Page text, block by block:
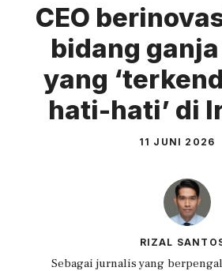
CEO
bidang
yang
hati-hati’ di
11 JUNI 2026
RIZAL
Sebagai jurnalis yang